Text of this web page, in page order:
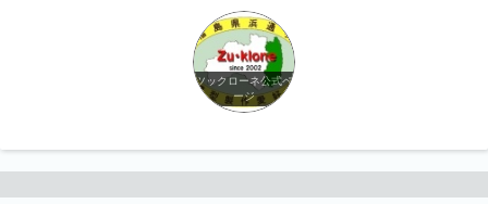
ツックローネ公式ペ
ージ